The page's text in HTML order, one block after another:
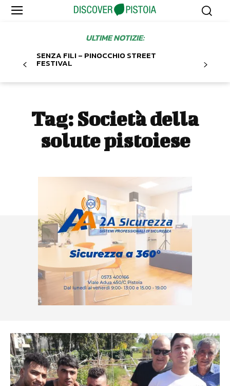
ULTIME NOTIZIE:
SENZA FILI – PINOCCHIO STREET
FESTIVAL
Tag: Società della
solute pistoiese